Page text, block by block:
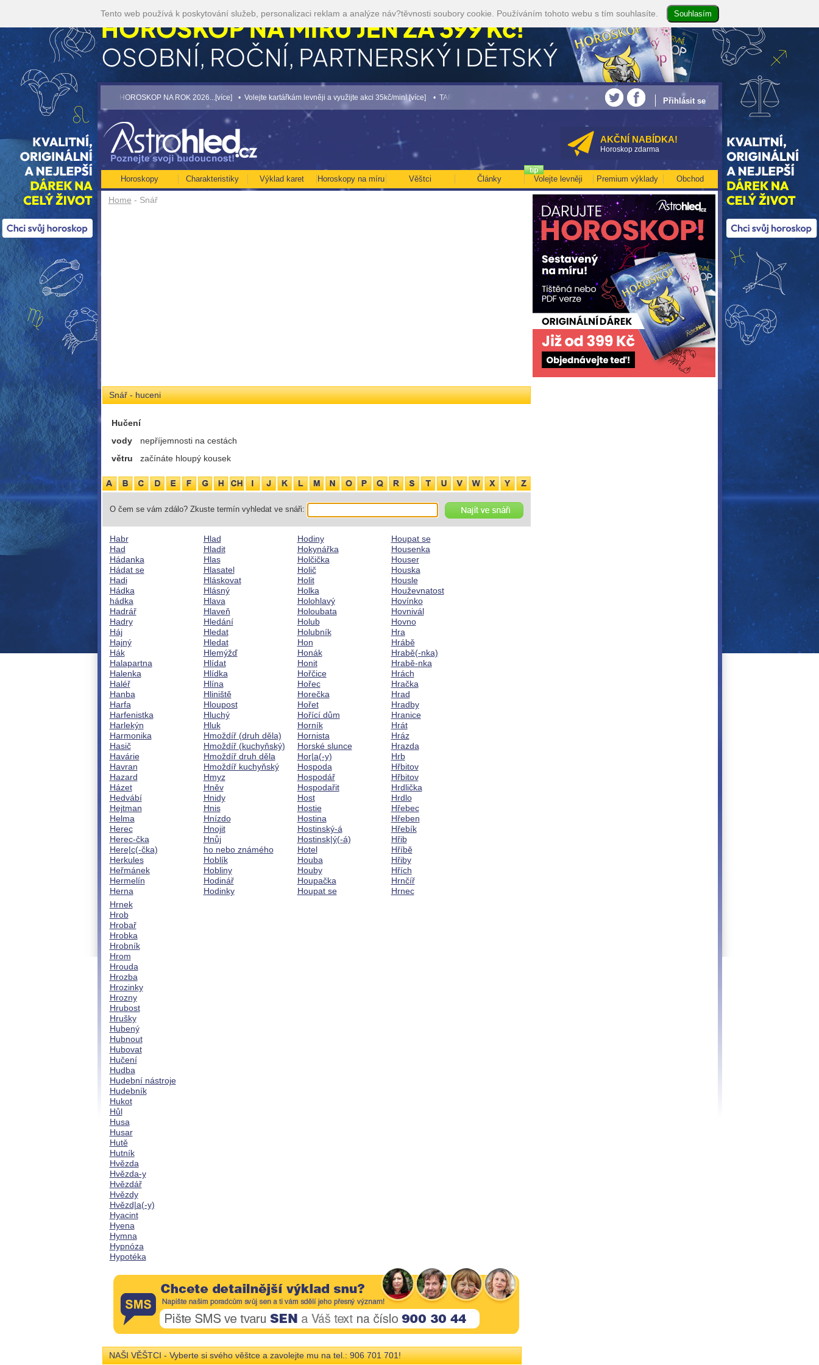
AKČNÍ NABÍDKA!
Horoskop zdarma
Home - Snář
Snář - huceni
Hučení
vody
nepříjemnosti na cestách
větru
začínáte hloupý kousek
O čem se vám zdálo? Zkuste termín vyhledat ve snáři:
Habr
Had
Hádanka
Hádat se
Hadi
Hádka
hádka
Hadrář
Hadry
Háj
Hajný
Hák
Halapartna
Halenka
Haléř
Hanba
Harfa
Harfenistka
Harlekýn
Harmonika
Hasič
Havárie
Havran
Hazard
Házet
Hedvábí
Hejtman
Helma
Herec
Herec-čka
Here|c(-čka)
Herkules
Heřmánek
Hermelín
Herna
Hlad
Hladit
Hlas
Hlasatel
Hláskovat
Hlásný
Hlava
Hlaveň
Hledání
Hledat
Hledat
Hlemýžď
Hlídat
Hlídka
Hlína
Hliniště
Hloupost
Hluchý
Hluk
Hmoždíř (druh děla)
Hmoždíř (kuchyňský)
Hmoždíř druh děla
Hmoždíř kuchyňský
Hmyz
Hněv
Hnidy
Hnis
Hnízdo
Hnojit
Hnůj
ho nebo známého
Hoblík
Hobliny
Hodinář
Hodinky
Hodiny
Hokynářka
Holčička
Holič
Holit
Holka
Holohlavý
Holoubata
Holub
Holubník
Hon
Honák
Honit
Hořčice
Hořec
Horečka
Hořet
Hořící dům
Horník
Hornista
Horské slunce
Hor|a(-y)
Hospoda
Hospodář
Hospodařit
Host
Hostie
Hostina
Hostinský-á
Hostinsk|ý(-á)
Hotel
Houba
Houby
Houpačka
Houpat se
Houpat se
Housenka
Houser
Houska
Housle
Houževnatost
Hovínko
Hovnivál
Hovno
Hra
Hrábě
Hrabě(-nka)
Hrabě-nka
Hrách
Hračka
Hrad
Hradby
Hranice
Hrát
Hráz
Hrazda
Hrb
Hřbitov
Hřbitov
Hrdlička
Hrdlo
Hřebec
Hřeben
Hřebík
Hřib
Hříbě
Hřiby
Hřích
Hrnčíř
Hrnec
Hrnek
Hrob
Hrobař
Hrobka
Hrobník
Hrom
Hrouda
Hrozba
Hrozinky
Hrozny
Hrubost
Hrušky
Hubený
Hubnout
Hubovat
Hučení
Hudba
Hudební nástroje
Hudebník
Hukot
Hůl
Husa
Husar
Hutě
Hutník
Hvězda
Hvězda-y
Hvězdář
Hvězdy
Hvězd|a(-y)
Hyacint
Hyena
Hymna
Hypnóza
Hypotéka
NAŠI VĚŠTCI - Vyberte si svého věštce a zavolejte mu na tel.: 906 701 701!
Horoskopy Charakteristiky Výklad karet Horoskopy na míru Věštci Články Volejte levněji Premium výklady Obchod
• NEJVĚTŠÍ ROČNÍ HOROSKOP NA ROK 2026...[více] • Volejte kartářkám levněji a využijte akci 35kč/min! [více] • TAROT NA SRPEN ZA 49,-KČ... [více] • NEJVĚTŠÍ ROČNÍ HOROSKOP NA ROK 2026...[více] • Volejte kartářkám
Přihlásit se
Tento web používá k poskytování služeb, personalizaci reklam a analýze náv?těvnosti soubory cookie. Používáním tohoto webu s tím souhlasíte.